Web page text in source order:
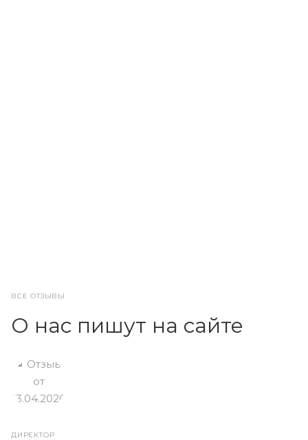
ВСЕ ОТЗЫВЫ
О нас пишут на сайте
ДИРЕКТОР